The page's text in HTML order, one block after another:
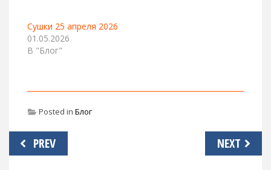
Сушки 25 апреля 2026
01.05.2026
В "Блог"
Posted in Блог
Навигация
по
PREV NEXT